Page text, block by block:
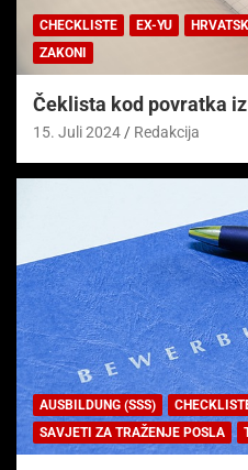
CHECKLISTE EX-YU
ZAKONI
Čeklista kod povratka
15. Juli 2024 Redakcija
AUSBILDUNG (SSS)
SAVJETI ZA TRAŽENJE POSLA